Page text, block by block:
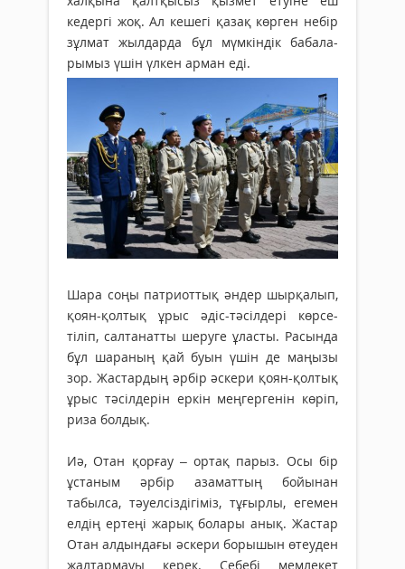
кедергі жоқ. Ал ке­шегі қазақ көрген небір
зұл­мат жылдарда бұл мүмкіндік баба­ла­
рымыз үшін үлкен арман еді.
Шара соңы патриоттық ән­дер шырқалып,
қоян-қолтық ұрыс әдіс-тәсілдері көрсе­
тіліп, сал­­­танатты шеруге ұласты. Ра­сында
бұл шараның қай буын үшін де маңызы
зор. Жастардың әрбір әскери қоян-қолтық
ұрыс тәсілдерін еркін меңгергенін кө­ріп,
риза болдық.
Иә, Отан қорғау – ортақ парыз. Осы бір
ұстаным әрбір азаматтың бойынан
табылса, тәуелсіздігіміз, тұғырлы, егемен
елдің ертеңі жарық болары анық. Жастар
Отан алдындағы әскери борышын өтеуден
жалтармауы керек. Се­бебі мемлекет